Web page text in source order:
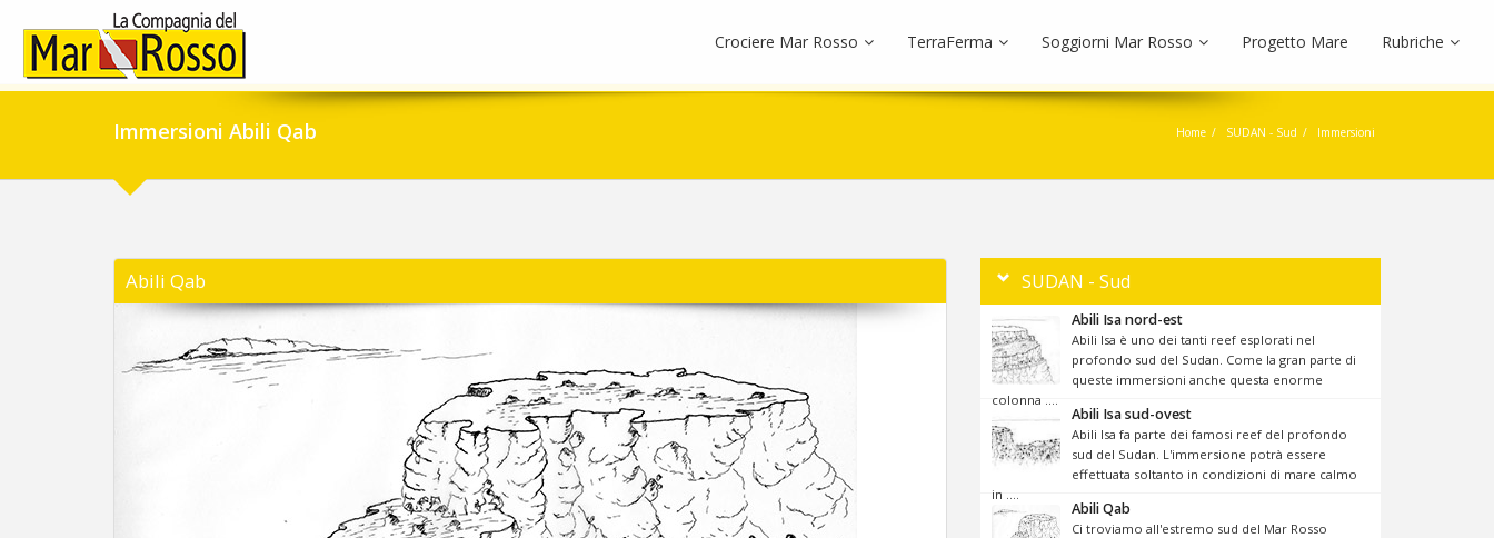
Crociere Mar Rosso TerraFerma Soggiorni Mar Rosso Progetto Mare Rubriche
Immersioni Abili Qab Home SUDAN - Sud Immersioni
Abili Qab SUDAN - Sud
Abili Isa nord-est
Abili Isa è uno dei tanti reef esplorati nel
profondo sud del Sudan. Come la gran parte di
queste immersioni anche questa enorme
colonna ....
Abili Isa sud-ovest
Abili Isa fa parte dei famosi reef del profondo
sud del Sudan. L'immersione potrà essere
effettuata soltanto in condizioni di mare calmo
in ....
Abili Qab
Ci troviamo all'estremo sud del Mar Rosso